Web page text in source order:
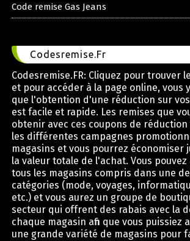
Code remise Gas Jeans
Codesremise.Fr
Codesremise.FR: Cliquez pour trouver
et pour accéder à la page online, vous
que l'obtention d'une réduction sur
est facile et rapide. Les remises que
obtenir avec ces coupons de
les différentes campagnes
magasins et vous pourrez économiser
la valeur totale de l'achat. Vous pouvez
tous les magasins compris dans une
catégories (mode, voyages,
etc.) et vous aurez un groupe de
secteur qui offrent des rabais avec la
chaque magasin afin que vous puissiez
une grande variété de magasins pour